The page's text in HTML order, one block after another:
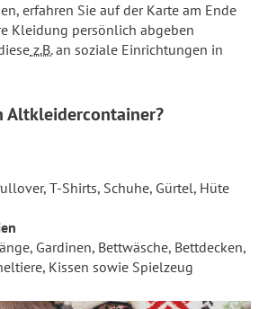
erfahren Sie auf der Karte am Ende
Kleidung persönlich abgeben
z.B.an soziale Einrichtungen in
Altkleidercontainer?
T-Shirts, Schuhe, Gürtel, Hüte
Gardinen, Bettwäsche, Bettdecken,
Kissen sowie Spielzeug